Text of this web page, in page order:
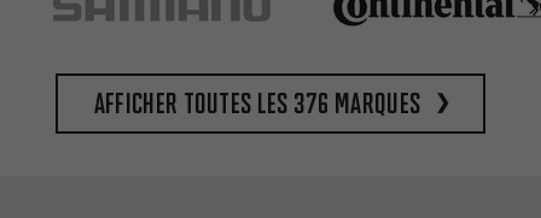
Afficher toutes les 376 marques